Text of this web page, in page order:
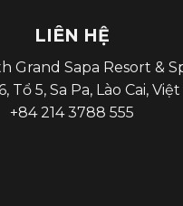
LIÊN HỆ
Grand Sapa Resort &
Tổ 5, Sa Pa, Lào Cai,
+84 214 3788 555